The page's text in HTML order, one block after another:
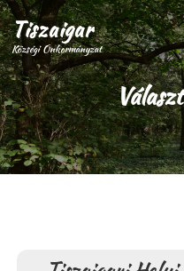
Tiszaigar
Községi Önkormányzat